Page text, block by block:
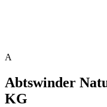
A
Abtswinder
KG